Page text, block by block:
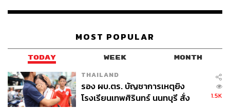
เพิ่มได้ถึง 245 เปอร์เซ็นต์ ทำยอดขายรวมได้ถึง 3.8 หมื่นล้าน
ตกใจได้ดังๆ!) และมีการประเมินว่าในกลุ่มวัยรุ่นชาวอเมริกัน
3 ใน 4 คนจะเป็นเจ้าของ AirPods
หรือแม้แต่ในบ้านเราเองก็ตาม ไปตามแหล่งที่วัยรุ่นหรือหนุ่ม
สาวออฟฟิศอยู่เกือบทุกคนก็แทบจะใช้ AirPods กันทั้งนั้น
น้อยครั้งที่จะเห็นว่าใช้แบรนด์คู่แข่งรายอื่นอย่าง Samsung,
MOST POPULAR
TODAY WEEK MONTH
THAILAND
รอง ผบ.ตร. บัญชาการเหตุยิง
โรงเรียนเทพศิรินทร์ นนทบุรี สั่ง
1.5K